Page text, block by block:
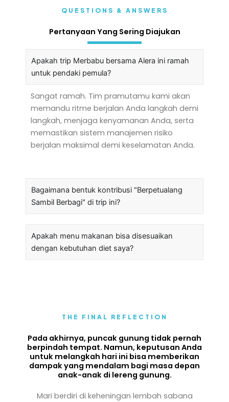
QUESTIONS & ANSWERS
Pertanyaan Yang Sering Diajukan
Apakah trip Merbabu bersama Alera ini ramah
untuk pendaki pemula?
Sangat ramah. Tim pramutamu kami akan
memandu ritme berjalan Anda langkah demi
langkah, menjaga kenyamanan Anda, serta
memastikan sistem manajemen risiko
berjalan maksimal demi keselamatan Anda.
Bagaimana bentuk kontribusi "Berpetualang
Sambil Berbagi" di trip ini?
Apakah menu makanan bisa disesuaikan
dengan kebutuhan diet saya?
THE FINAL REFLECTION
Pada akhirnya, puncak gunung tidak pernah
berpindah tempat. Namun, keputusan Anda
untuk melangkah hari ini bisa memberikan
dampak yang mendalam bagi masa depan
anak-anak di lereng gunung.
Mari berdiri di keheningan lembah sabana